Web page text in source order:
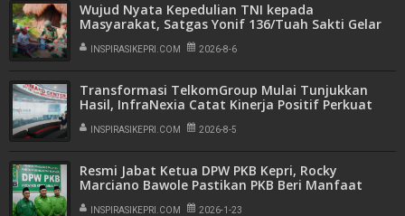
Wujud Nyata Kepedulian TNI kepada
Masyarakat, Satgas Yonif 136/Tuah Sakti Gelar
Pengobatan Keliling di Kampung Kalome
INSPIRASIKEPRI.COM 2026-8-6
Transformasi TelkomGroup Mulai Tunjukkan
Hasil, InfraNexia Catat Kinerja Positif Perkuat
Infrastruktur Digital Nasional
INSPIRASIKEPRI.COM 2026-8-5
Resmi Jabat Ketua DPW PKB Kepri, Rocky
Marciano Bawole Pastikan PKB Beri Manfaat
Nyata Bagi Masyarakat
INSPIRASIKEPRI.COM 2026-1-23